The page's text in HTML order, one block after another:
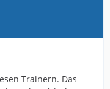
Trainern. Das